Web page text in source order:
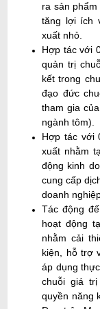
ra sản
tăng lợi ích
xuất nhỏ.
Hợp tác với
quản trị
kết trong
đạo đức
tham gia
ngành tôm).
Hợp tác với
xuất nhằm
động kinh
cung cấp
doanh
Tác động
hoạt động
nhằm cải
kiện, hỗ trợ
áp dụng
chuỗi giá
quyền năng